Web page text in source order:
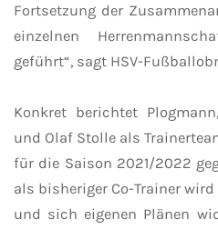
Fortsetzung der
einzelnen
geführt“, sagt HSV-
Konkret berichtet
und Olaf Stolle als
für die Saison 2021/2022
als bisheriger Co-Trainer
und sich eigenen Plänen